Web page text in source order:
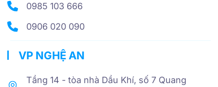
0985 103 666
0906 020 090
VP NGHỆ AN
Tầng 14 - tòa nhà Dầu Khí, số 7 Quang